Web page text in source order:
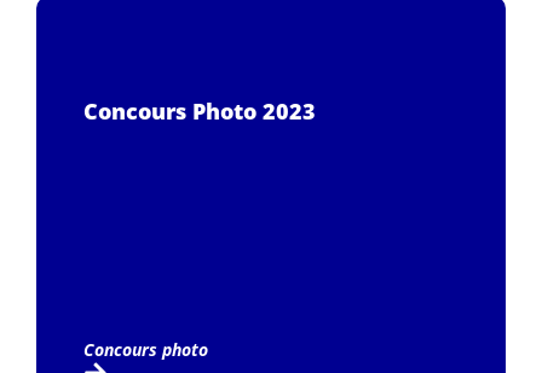
Concours Photo 2023
Concours photo